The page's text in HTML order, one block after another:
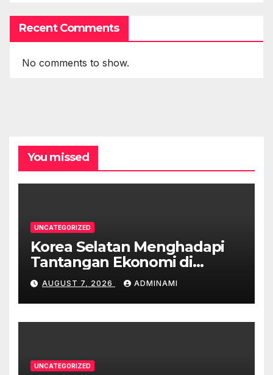
Recent Comments
No comments to show.
You missed
UNCATEGORIZED
Korea Selatan Menghadapi
Tantangan Ekonomi di
Tengah Krisis Global
AUGUST 7, 2026 ADMINAMI
UNCATEGORIZED